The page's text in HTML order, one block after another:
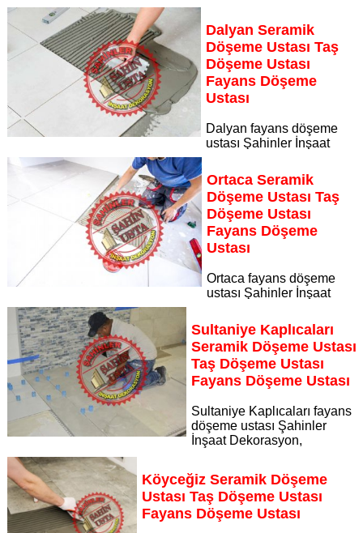
zeminlerinizi sanat eseri gibi işleyen uzman kadrosuyla Muğla
Ula bölgesine özel hizmet sunuyor
Sayfaya Git
Dalyan Seramik
Döşeme Ustası Taş
Döşeme Ustası
Fayans Döşeme
Ustası
Dalyan fayans döşeme
ustası Şahinler İnşaat
Dekorasyon, zeminlerinizi sanat eseri gibi işleyen uzman
kadrosuyla Dalyan bölgesine özel hizmet sunuyor Dalyan
seramik döşeme ustası taş döşeme ustası fayans döşeme
Sayfaya Git
Ortaca Seramik
Döşeme Ustası Taş
Döşeme Ustası
Fayans Döşeme
Ustası
Ortaca fayans döşeme
ustası Şahinler İnşaat
Dekorasyon, zeminlerinizi sanat eseri gibi işleyen uzman
kadrosuyla Ortaca bölgesine özel hizmet sunuyor Ortaca
seramik döşeme ustası taş döşeme ustası fayans döşeme
ustası
Sayfaya Git
Sultaniye Kaplıcaları
Seramik Döşeme Ustası
Taş Döşeme Ustası
Fayans Döşeme Ustası
Sultaniye Kaplıcaları fayans
döşeme ustası Şahinler
İnşaat Dekorasyon,
zeminlerinizi sanat eseri gibi işleyen uzman kadrosuyla
Sultaniye Kaplıcaları bölgesine özel hizmet sunuyor
Sayfaya Git
Köyceğiz Seramik Döşeme
Ustası Taş Döşeme Ustası
Fayans Döşeme Ustası